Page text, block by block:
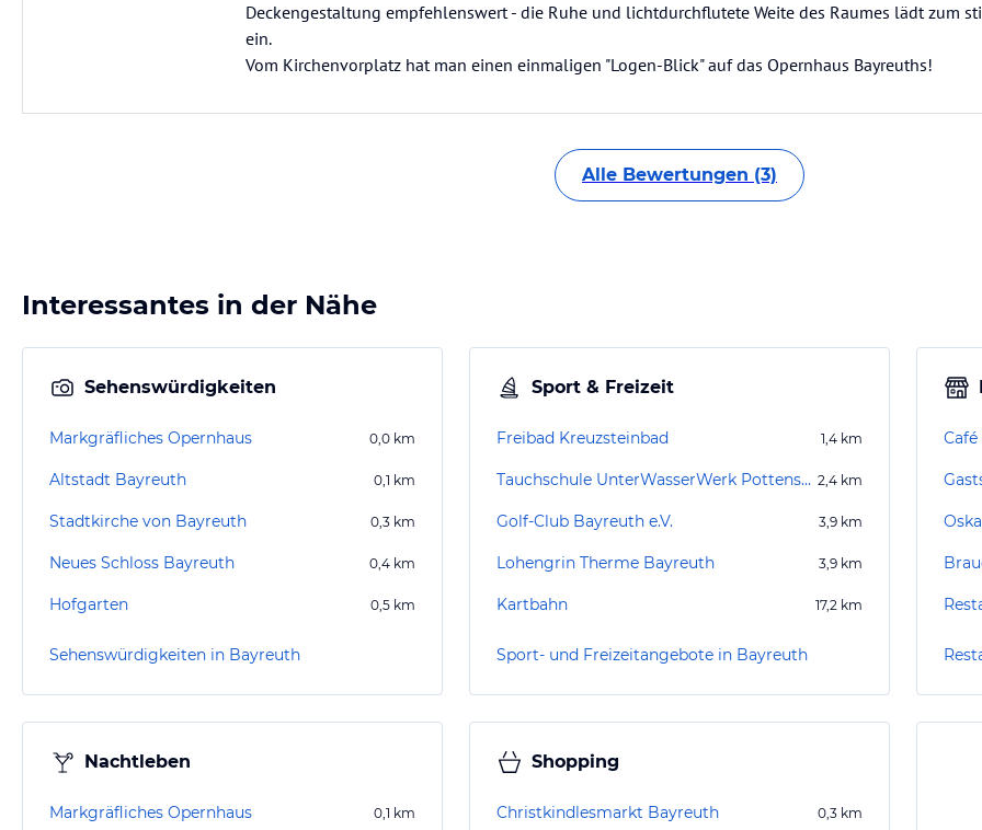
Deckengestaltung empfehlenswert - die Ruhe und lichtdurchflutete Weite des Raumes lädt zum
ein.
Vom Kirchenvorplatz hat man einen einmaligen "Logen-Blick" auf das Opernhaus Bayreuths!
Alle Bewertungen (3)
Interessantes in der Nähe
Sehenswürdigkeiten
Markgräfliches Opernhaus 0,0 km
Altstadt Bayreuth 0,1 km
Stadtkirche von Bayreuth 0,3 km
Neues Schloss Bayreuth 0,4 km
Hofgarten 0,5 km
Sehenswürdigkeiten in Bayreuth
Sport & Freizeit
Freibad Kreuzsteinbad 1,4 km
Tauchschule UnterWasserWerk Pottenstein 2,4 km
Golf-Club Bayreuth e.V. 3,9 km
Lohengrin Therme Bayreuth 3,9 km
Kartbahn 17,2 km
Sport- und Freizeitangebote in Bayreuth
Nachtleben
Markgräfliches Opernhaus 0,1 km
Shopping
Christkindlesmarkt Bayreuth 0,3 km